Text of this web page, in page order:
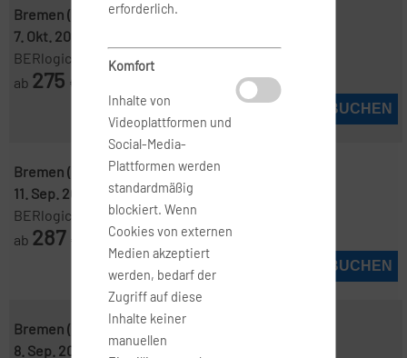
Bremen ( BRE )-Oslo ( OSL )
7. Okt. 2026
BERlogic
ab 275 €
JETZT BUCHEN
Bremen ( BRE )-Oslo ( OSL )
11. Sep. 2026
13. Sep. 2026
BERlogic
ab 287
JETZT BUCHEN
Bremen ( BRE )-Oslo ( OSL )
8. Sep. 2026
12. Sep. 2026
erforderlich.
Komfort
Inhalte von
Videoplattformen und
Social-Media-
Plattformen werden
standardmäßig
blockiert. Wenn
Cookies von externen
Medien akzeptiert
werden, bedarf der
Zugriff auf diese
Inhalte keiner
manuellen